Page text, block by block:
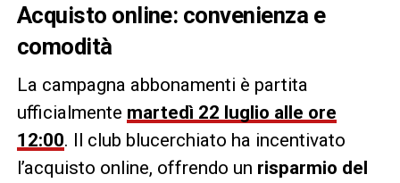
Acquisto online: convenienza e
comodità
La campagna abbonamenti è partita
ufficialmente martedì 22 luglio alle ore
12:00. Il club blucerchiato ha incentivato
l’acquisto online, offrendo un risparmio del